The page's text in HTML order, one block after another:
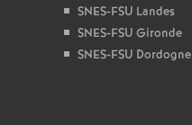
SNES-FSU Landes
SNES-FSU Gironde
SNES-FSU Dordogne